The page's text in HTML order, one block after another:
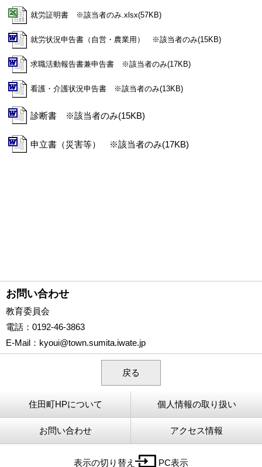
就労証明書 ※該当者のみ.xlsx(57KB)
就労状況申告書（自営・農業用） ※該当者のみ(15KB)
求職活動報告書兼申告書 ※該当者のみ(17KB)
看護・介護状況申告書 ※該当者のみ(13KB)
診断書 ※該当者のみ(15KB)
申立書（災害等） ※該当者のみ(17KB)
お問い合わせ
教育委員会
電話 ：0192-46-3863
E-Mail ： kyoui@town.sumita.iwate.jp
戻る
住田町HPについて 個人情報の取り扱い
お問い合わせ アクセス情報
表示の切り替え PC表示